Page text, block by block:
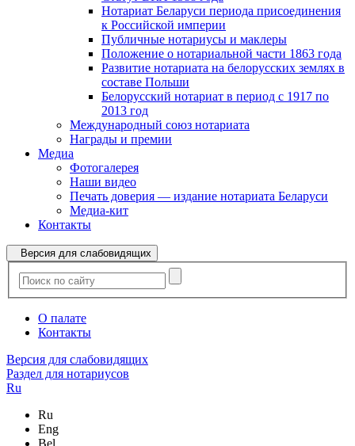
Нотариат Беларуси периода присоединения
к Российской империи
Публичные нотариусы и маклеры
Положение о нотариальной части 1863 года
Развитие нотариата на белорусских землях в
составе Польши
Белорусский нотариат в период с 1917 по
2013 год
Международный союз нотариата
Награды и премии
Медиа
Фотогалерея
Наши видео
Печать доверия — издание нотариата Беларуси
Медиа-кит
Контакты
Версия для слабовидящих
О палате
Контакты
Версия для слабовидящих
Раздел для нотариусов
Ru
Ru
Eng
Bel